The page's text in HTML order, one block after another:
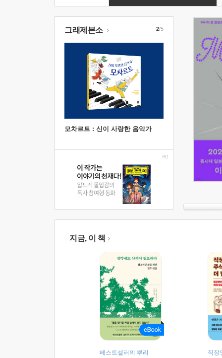
그래제본소
모차르트 : 신이 사랑한 음악가
2/5
지금, 이 책
베스트셀러의 뿌리 직장